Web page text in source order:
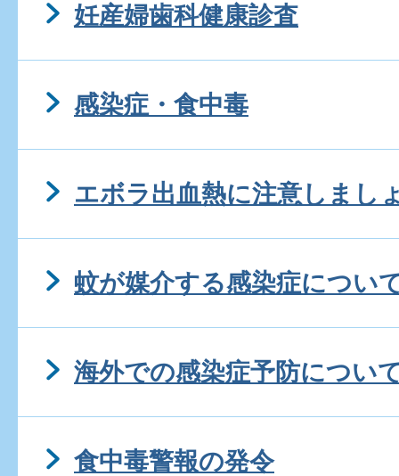
妊産婦歯科健康診査
感染症・食中毒
エボラ出血熱に注意しまし
蚊が媒介する感染症につい
海外での感染症予防につい
食中毒警報の発令